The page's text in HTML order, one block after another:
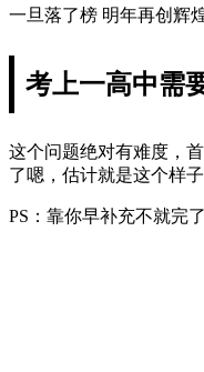
一旦落了榜 明年再创辉
考上一高中需
这个问题绝对有难度，
了嗯，估计就是这个样
PS：靠你早补充不就完